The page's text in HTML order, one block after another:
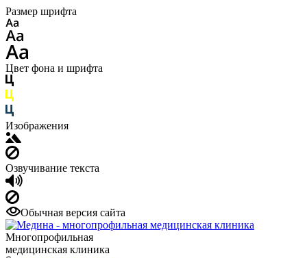
Размер шрифта
Цвет фона и шрифта
Изображения
Озвучивание текста
Обычная версия сайта
Многопрофильная
медицинская клиника